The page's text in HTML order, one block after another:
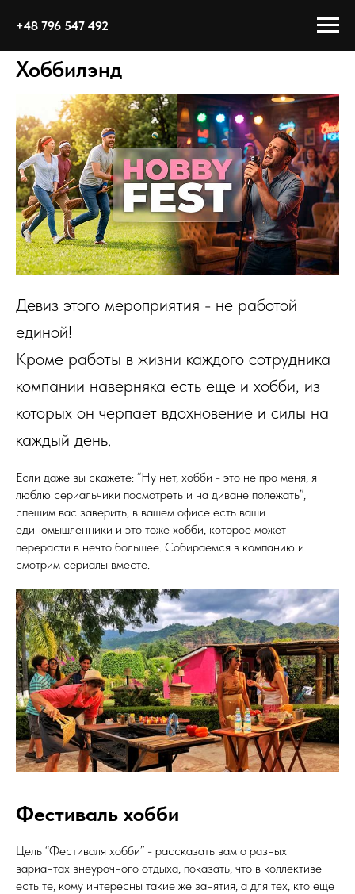
+48 796 547 492
Хоббилэнд
Девиз этого мероприятия - не работой
единой!
Кроме работы в жизни каждого сотрудника
компании наверняка есть еще и хобби, из
которых он черпает вдохновение и силы на
каждый день.
Если даже вы скажете: “Ну нет, хобби - это не про меня, я
люблю сериальчики посмотреть и на диване полежать”,
спешим вас заверить, в вашем офисе есть ваши
единомышленники и это тоже хобби, которое может
перерасти в нечто большее. Собираемся в компанию и
смотрим сериалы вместе.
Фестиваль хобби
Цель “Фестиваля хобби” - рассказать вам о разных
вариантах внеурочного отдыха, показать, что в коллективе
есть те, кому интересны такие же занятия, а для тех, кто еще